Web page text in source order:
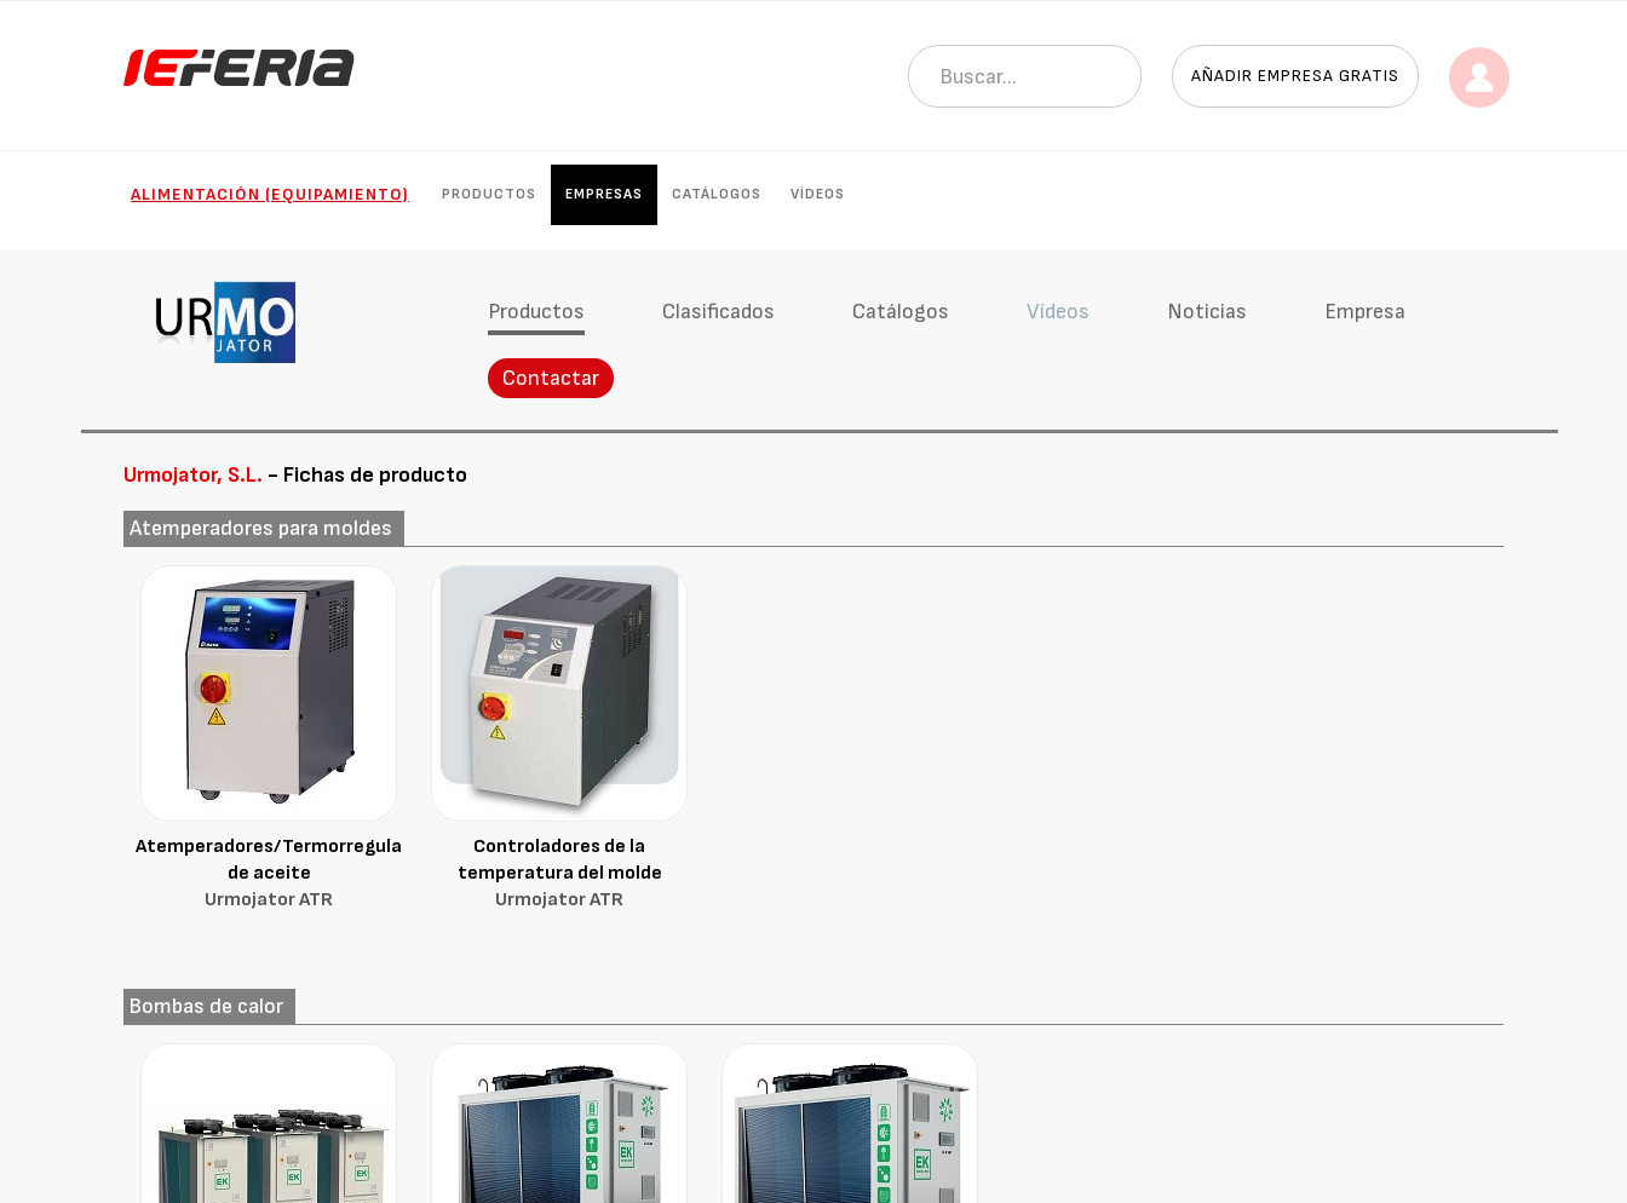
AÑADIR EMPRESA GRATIS
ALIMENTACIÓN (EQUIPAMIENTO) PRODUCTOS EMPRESAS CATÁLOGOS VÍDEOS
Productos Clasificados Catálogos Vídeos Noticias Empresa
Contactar
Urmojator, S.L. - Fichas de producto
Atemperadores para moldes
Atemperadores/Termorreguladores
de aceite
Urmojator ATR
Controladores de la
temperatura del molde
Urmojator ATR
Bombas de calor